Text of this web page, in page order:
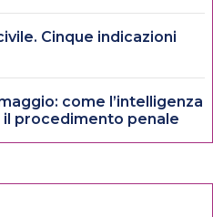
Cinque indicazioni
come l’intelligenza
procedimento penale